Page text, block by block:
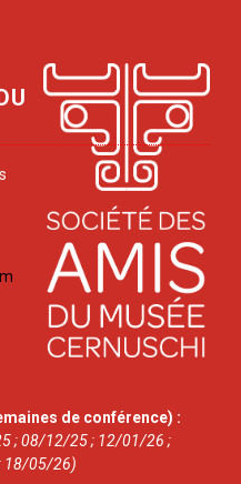
de conférence) :
; 08/12/25 ; 12/01/26 ;
18/05/26)